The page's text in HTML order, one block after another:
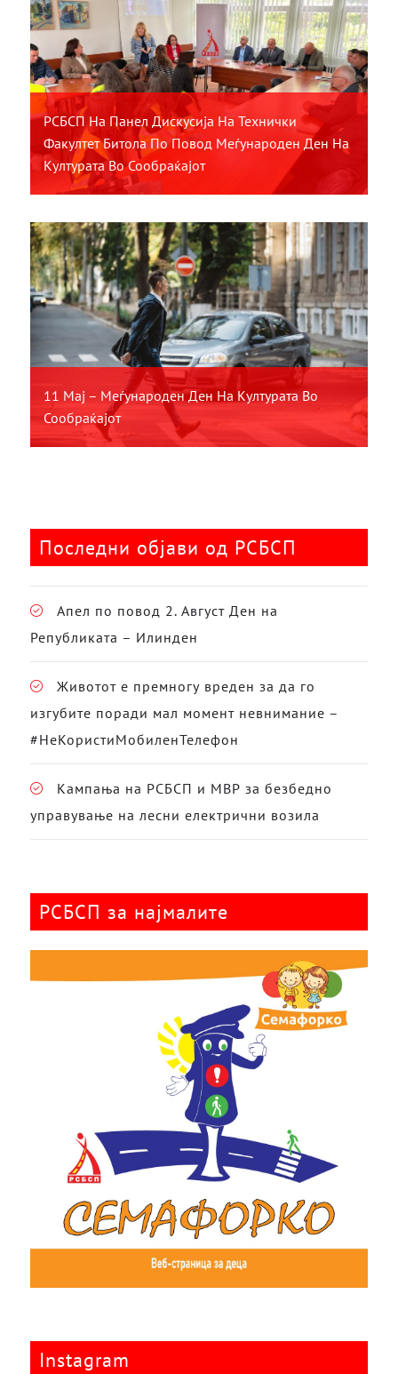
РСБСП На Панел Дискусија На Технички
Факултет Битола По Повод Меѓународен Ден На
Културата Во Сообраќајот
11 Мај – Меѓународен Ден На Културата Во
Сообраќајот
Последни објави од РСБСП
Апел по повод 2. Август Ден на
Републиката – Илинден
Животот е премногу вреден за да го
изгубите поради мал момент невнимание –
#НеКористиМобиленТелефон
Кампања на РСБСП и МВР за безбедно
управување на лесни електрични возила
РСБСП за најмалите
Instagram